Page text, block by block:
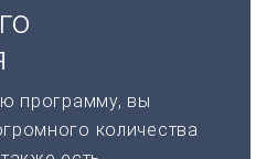
программу, вы
количества